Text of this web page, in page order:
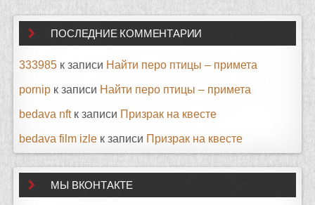
ПОСЛЕДНИЕ КОММЕНТАРИИ
333985 к записи Найти перо птицы – примета
pornip к записи Найти перо птицы – примета
bedava nftк записи Призрак на квесте
bedava film izle к записи Призрак на квесте
МЫ ВКОНТАКТЕ